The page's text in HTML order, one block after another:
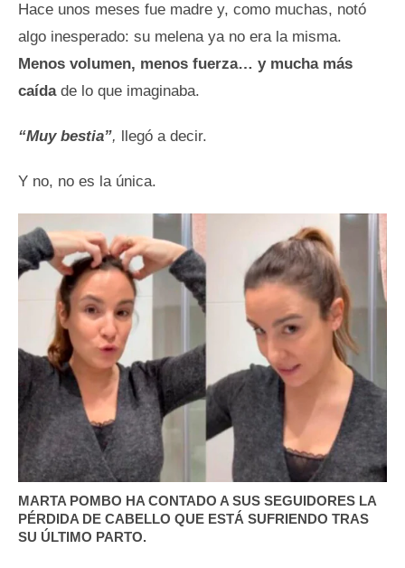
Hace unos meses fue madre y, como muchas, notó
algo inesperado: su melena ya no era la misma.
Menos volumen, menos fuerza… y mucha más
caídade lo que imaginaba.
“Muy bestia”, llegó a decir.
Y no, no es la única.
MARTA POMBO HA CONTADO A SUS SEGUIDORES LA
PÉRDIDA DE CABELLO QUE ESTÁ SUFRIENDO TRAS
SU ÚLTIMO PARTO.